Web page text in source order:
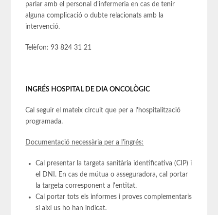
parlar amb el personal d'infermeria en cas de tenir
alguna complicació o dubte relacionats amb la
intervenció.
Telèfon: 93 824 31 21
INGRÉS HOSPITAL DE DIA ONCOLÒGIC
Cal seguir el mateix circuit que per a l'hospitalització
programada.
Documentació necessària per a l'ingrés:
Cal presentar la targeta sanitària identificativa (CIP) i
el DNI. En cas de mútua o asseguradora, cal portar
la targeta corresponent a l'entitat.
Cal portar tots els informes i proves complementaris
si així us ho han indicat.